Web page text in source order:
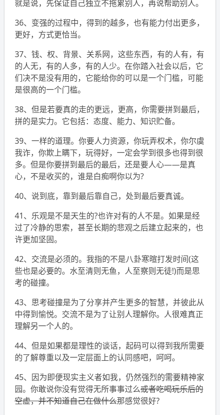
就是说，先保证自己独立不拖累别人，再说帮助别人。
36、变强的过程中，得到的越多，也有能力付出更多，
更好，方式更恰当。
37、钱、权、背景、关系网，这些东西，有的人有，有
的人无，有的人多，有的人少。在你踏入社会以后，它
们决不是没有用的，它能给你的可以是一个门槛，可能
是很高的一个门槛。
38、但是若要真的走的更远，更高，你需要拼到最后，
拼的是实力。它包括：态度、能力、知识贮备。
39、一样的道理。你要人力资源，你玩弄权术，你尔虞
我诈，你欺上瞒下，玩得好，一定会学到很多也得到很
多。但是你要拼到最后的最后，还是要人心——是真
心，不是收买的，谁是白痴啊你以为?
40、说到底，靠到最后靠自己，处到最后要真诚。
41、乐观是不是天生的?也许对有的人不是。如果是经
过了冷静的思索，甚至长期的悲观之后建立起来的，也
许更加坚固。
42、交流是必须的。我指的不是八卦寒暄打发时间(这
些也是必要的。水至清则无鱼，人至察则无徒!)而是思
考的碰撞。
43、思考碰撞是为了分享并产生更多的智慧，并彼此从
中得到愉悦。交流不是为了让别人理解你。人很难真正
理解另一个人的。
44、但是如果都是理性的谈话，起码可以得到我所需要
的了解尊重以及一定层面上的认同感吧，呵呵。
45、因为即便现实主义者如我，仍然强烈的需要精神家
园。你敢说你没有觉得无所事事过么或者吃喝玩乐后的
空虚，并不知道自己在做什么那感觉很好?